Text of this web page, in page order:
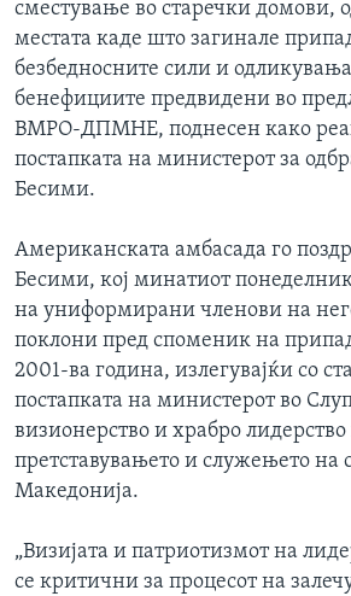
сместување во старечки домови,
местата каде што загинале
безбедносните сили и
бенефициите предвидени во
ВМРО-ДПМНЕ, поднесен како
постапката на министерот за
Бесими.
Американската амбасада го
Бесими, кој минатиот
на униформирани членови на
поклони пред споменик на
2001-ва година, излегувајќи со
постапката на министерот во
визионерство и храбро лидерство
претставувањето и служењето на
Македонија.
„Визијата и патриотизмот на
се критични за процесот на